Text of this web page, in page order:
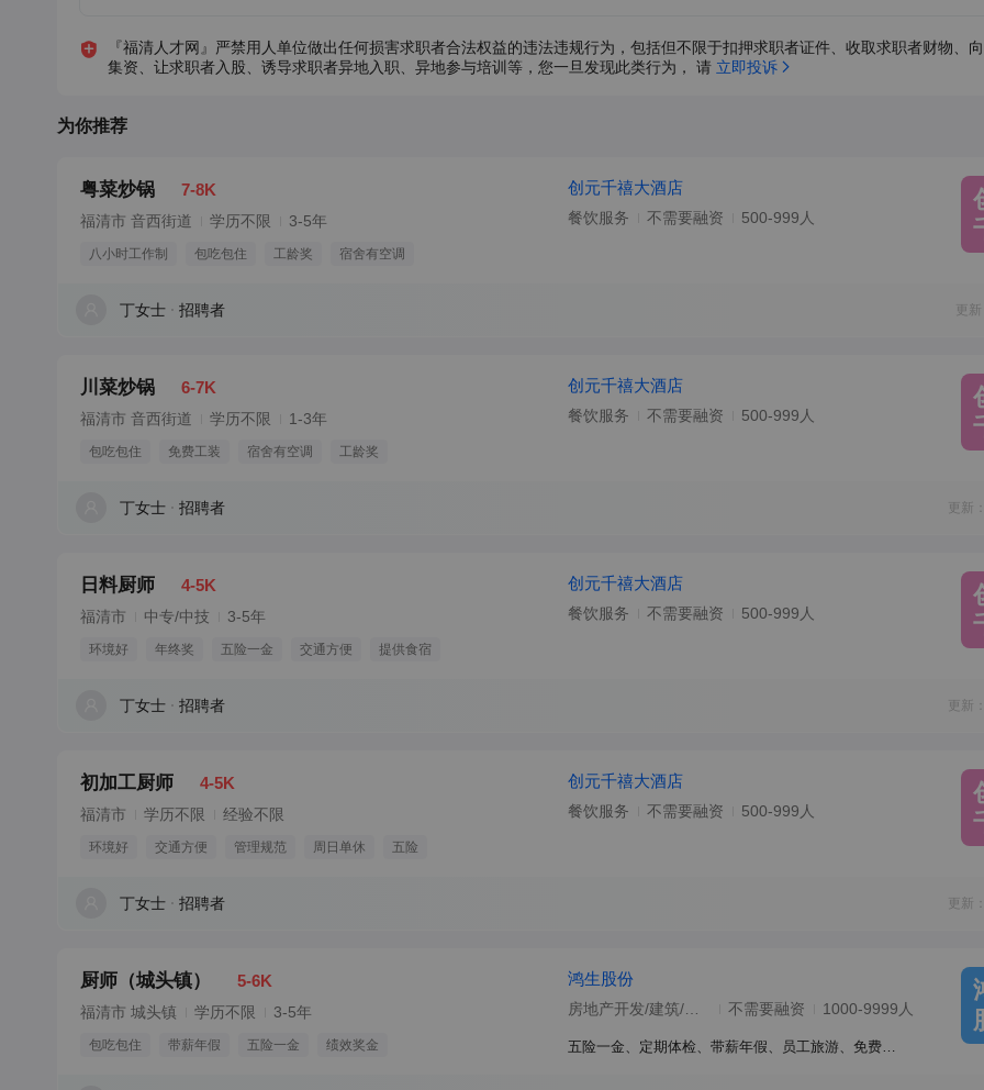
『福清人才网』严禁用人单位做出任何损害求职者合法权益的违法违规行为，包括但不限于扣押求职者证件、收取求职者财物、
集资、让求职者入股、诱导求职者异地入职、异地参与培训等，您一旦发现此类行为， 请 立即投诉
为你推荐
粤菜炒锅 7-8K
福清市 音西街道 学历不限 3-5年
八小时工作制 包吃包住 工龄奖 宿舍有空调
创元千禧大酒店
餐饮服务 不需要融资 500-999人
丁女士 招聘者 更
川菜炒锅 6-7K
福清市 音西街道 学历不限 1-3年
包吃包住 免费工装 宿舍有空调 工龄奖
创元千禧大酒店
餐饮服务 不需要融资 500-999人
丁女士 招聘者 更新
日料厨师 4-5K
福清市 中专/中技 3-5年
环境好 年终奖 五险一金 交通方便 提供食宿
创元千禧大酒店
餐饮服务 不需要融资 500-999人
丁女士 招聘者 更新
初加工厨师 4-5K
福清市 学历不限 经验不限
环境好 交通方便 管理规范 周日单休 五险
创元千禧大酒店
餐饮服务 不需要融资 500-999人
丁女士 招聘者 更新
厨师（城头镇） 5-6K
福清市 城头镇 学历不限 3-5年
包吃包住 带薪年假 五险一金 绩效奖金
鸿生股份
不需要融资 1000-9999人
五险一金、定期体检、带薪年假、员工旅游、免费班车、餐补、通讯补贴、包住